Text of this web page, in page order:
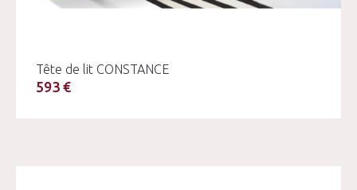
Tête de lit CONSTANCE
593 €